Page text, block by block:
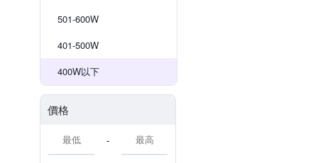
501-600W
401-500W
400W以下
價格
-